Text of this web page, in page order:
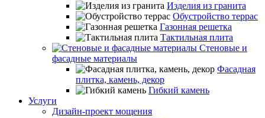
Изделия из гранита
Обустройство террас
Газонная решетка
Тактильная плита
Стеновые и
фасадные материалы
Фасадная
плитка, камень, декор
Гибкий камень
Услуги
Дизайн-проект мощения